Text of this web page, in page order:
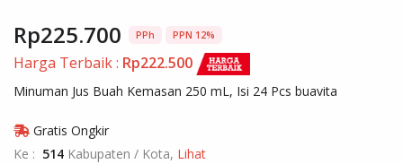
Rp225.700 PPh PPN 12%
Harga Terbaik : Rp222.500
Minuman Jus Buah Kemasan 250 mL, Isi 24 Pcs buavita
Gratis Ongkir
Ke : 514 Kabupaten / Kota, Lihat